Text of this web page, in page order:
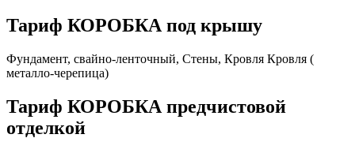
Тариф КОРОБКА под крышу
Фундамент, свайно-ленточный, Стены, Кровля Кровля (
металло-черепица)
Тариф КОРОБКА предчистовой
отделкой